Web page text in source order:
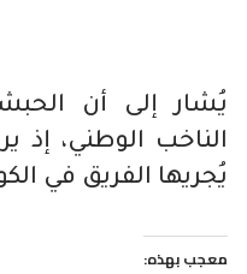
يُشار إلى أن
الناخب الوطني، إذ
يُجريها الفريق في
معجب بهذه: